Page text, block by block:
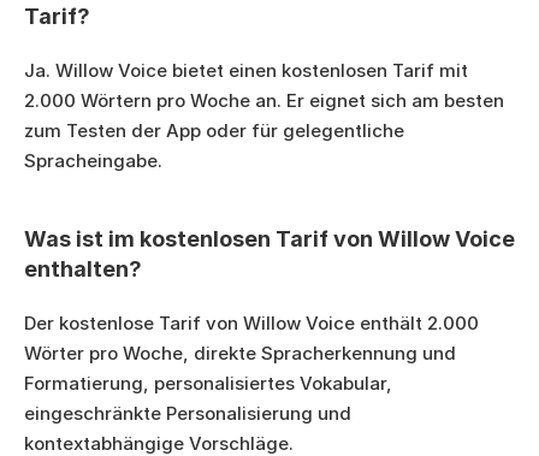
Tarif?
Ja. Willow Voice bietet einen kostenlosen Tarif mit
2.000 Wörtern pro Woche an. Er eignet sich am besten
zum Testen der App oder für gelegentliche
Spracheingabe.
Was ist im kostenlosen Tarif von Willow Voice
enthalten?
Der kostenlose Tarif von Willow Voice enthält 2.000
Wörter pro Woche, direkte Spracherkennung und
Formatierung, personalisiertes Vokabular,
eingeschränkte Personalisierung und
kontextabhängige Vorschläge.